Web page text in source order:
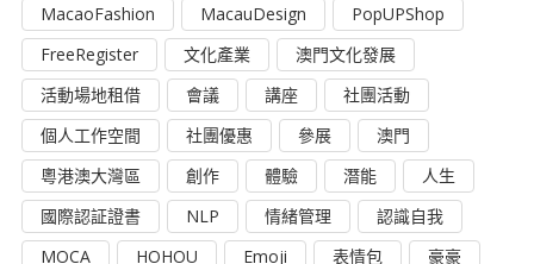
MacaoFashion
MacauDesign
PopUPShop
FreeRegister
文化產業
澳門文化發展
活動場地租借
會議 講座
社團活動
個人工作空間
社團優惠 參展
澳門
粵港澳大灣區
創作 體驗 潛能
人生
國際認証證書
NLP 情緒管理
認識自我
MOCA
HOHOU Emoji 表情包
豪豪